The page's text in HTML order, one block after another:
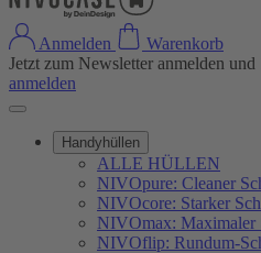
Anmelden
Warenkorb
Jetzt zum Newsletter anmelden und
anmelden
Handyhüllen
ALLE HÜLLEN
NIVOpure: Cleaner
NIVOcore: Starker
NIVOmax: Maximaler
NIVOflip: Rundum-